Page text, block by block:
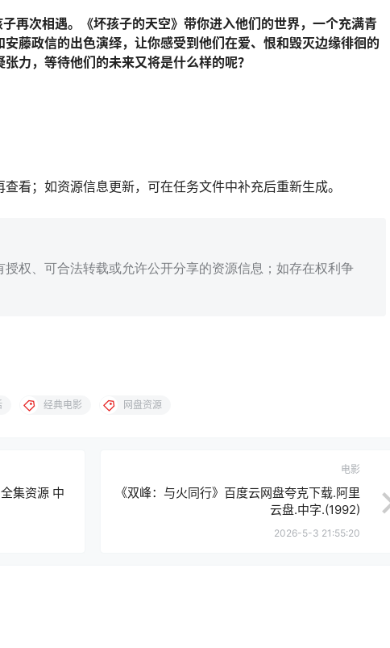
再次相遇。《坏孩子的天空》带你进入他们的世界，一个充满青
藤政信的出色演绎，让你感受到他们在爱、恨和毁灭边缘徘徊的
力，等待他们的未来又将是什么样的呢？
看；如资源信息更新，可在任务文件中补充后重新生成。
权、可合法转载或允许公开分享的资源信息；如存在权利争
经典电影 网盘资源
集资源 中
电影
《双峰：与火同行》百度云网盘夸克下载.阿里
云盘.中字.(1992)
2026-5-3 21:55:20